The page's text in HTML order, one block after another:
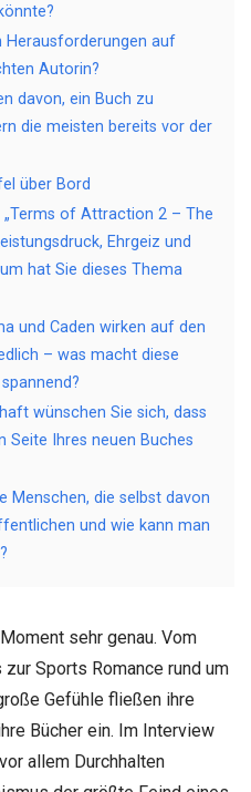
Herausforderungen auf
Autorin?
davon, ein Buch zu
die meisten bereits vor der
über Bord
„Terms of Attraction 2 – The
Ehrgeiz und
hat Sie dieses Thema
und Caden wirken auf den
– was macht diese
wünschen Sie sich, dass
Seite Ihres neuen Buches
Menschen, die selbst davon
und wie kann man
sehr genau. Vom
Sports Romance rund um
Gefühle fließen ihre
Bücher ein. Im Interview
allem Durchhalten